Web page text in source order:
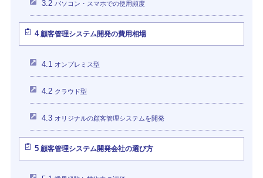
3.2 パソコン・スマホでの使用頻度
4顧客管理システム開発の費用相場
4.1 オンプレミス型
4.2 クラウド型
4.3 オリジナルの顧客管理システムを開発
5顧客管理システム開発会社の選び方